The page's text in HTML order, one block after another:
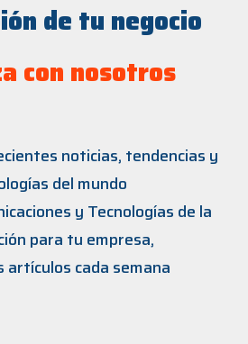
de tu negocio
con nosotros
noticias, tendencias y
del mundo
y Tecnologías de la
para tu empresa,
artículos cada semana